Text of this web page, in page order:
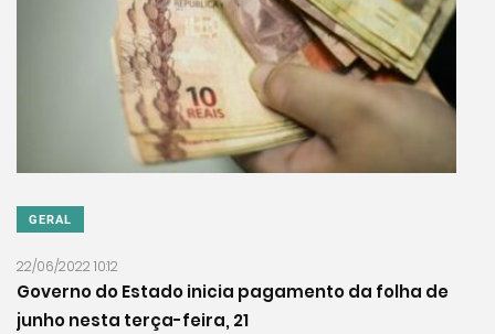
GERAL
22/06/2022 10:12
Governo do Estado inicia pagamento da folha de
junho nesta terça-feira, 21